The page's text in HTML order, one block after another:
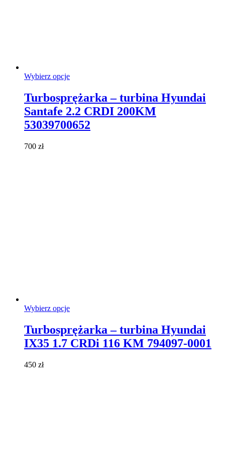
Wybierz opcjeTen
wiele
wariantów.
Opcje
można
Turbosprężarka – turbina Hyundai
Santafe 2.2 CRDI 200KM
53039700652
700 zł
Wybierz opcjeTen
wiele
wariantów.
Turbosprężarka – turbina Hyundai
IX35 1.7 CRDi 116 KM 794097-0001
450 zł